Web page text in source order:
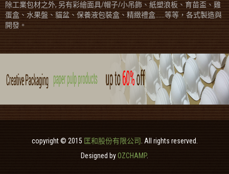
除工業包材之外, 另有彩繪面具/帽子/小吊飾、紙塑浪板、育苗盃、雞
蛋盒、水果盤、貓盆、保養液包裝盒、精緻禮盒......等等，各式製造與
開發。
copyright © 2015 匡和股份有限公司 . All rights reserved.
Designed byOZCHAMP.